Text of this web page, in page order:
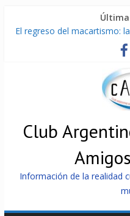
El regreso del macartismo:
Milei firmó memorándum
China presenta robots que
La Habana avanza en
Más de 7 000 contenedores
Club
Información de la realidad